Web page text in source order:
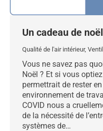
Un cadeau de
Qualité de l'air intérieur,
Vous ne savez pas
Noël ? Et si vous
permettrait de rester
environnement de
COVID nous a
de la nécessité de
systèmes de…